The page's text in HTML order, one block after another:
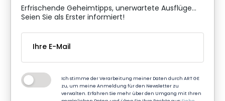
Erfrischende Geheimtipps, unerwartete Ausflüge...
Seien Sie als Erster informiert!
Ich stimme der Verarbeitung meiner Daten durch ART GE
zu, um meine Anmeldung für den Newsletter zu
verwalten. Erfahren Sie mehr über den Umgang mit Ihren